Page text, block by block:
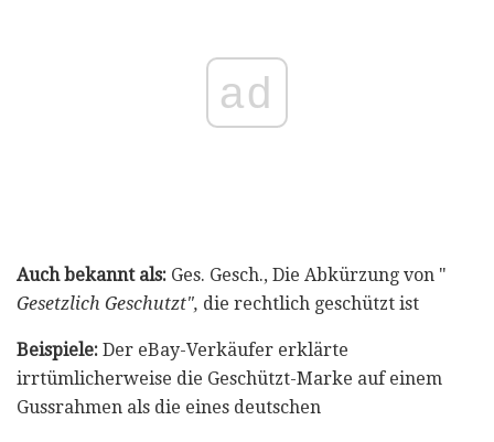
ad
Auch bekannt als: Ges. Gesch., Die Abkürzung von "
Gesetzlich Geschutzt", die rechtlich geschützt ist
Beispiele: Der eBay-Verkäufer erklärte
irrtümlicherweise die Geschützt-Marke auf einem
Gussrahmen als die eines deutschen